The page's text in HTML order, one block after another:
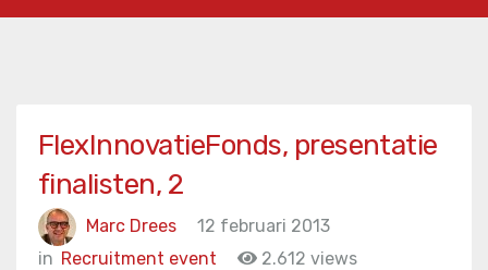
FlexInnovatieFonds, presentatie
finalisten, 2
Marc Drees
12 februari 2013
in Recruitment event
2.612 views